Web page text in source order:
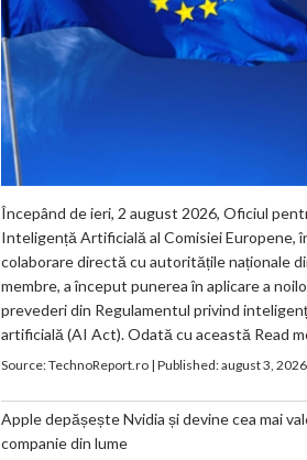
Începând de ieri, 2 august 2026, Oficiul
Inteligență Artificială al Comisiei Europene,
colaborare directă cu autoritățile naționale
membre, a început punerea în aplicare a
prevederi din Regulamentul privind
artificială (AI Act). Odată cu această Read
Source:TechnoReport.ro| Published:august 3,
Apple depășește Nvidia și devine cea mai
companie din lume